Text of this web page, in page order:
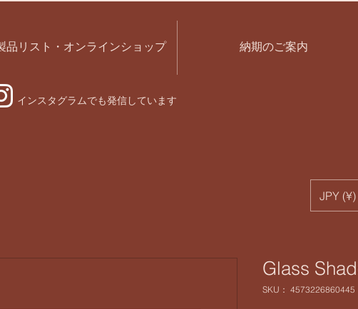
品リスト・オンラインショップ 納期のご案内
インスタグラムでも発信しています
Glass
SKU： 4573226860445
JPY (¥)